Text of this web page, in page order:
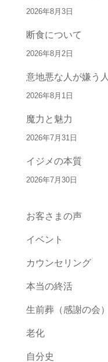
2026年8月3日
断食について
2026年8月2日
意地悪な人が嫌う人
2026年8月1日
魔力と魅力
2026年7月31日
イジメの本質
2026年7月30日
お客さまの声
イベント
カウンセリング
本当の終活
生前葬（感謝の会）
老化
自分史